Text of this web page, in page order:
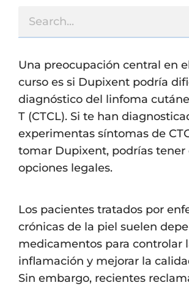
Una preocupación central en
curso es si Dupixent podría
diagnóstico del linfoma
T (CTCL). Si te han
experimentas síntomas de
tomar Dupixent, podrías tener
opciones legales.
Los pacientes tratados por
crónicas de la piel suelen
medicamentos para controlar
inflamación y mejorar la
Sin embargo, recientes